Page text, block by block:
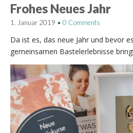
Frohes Neues Jahr
1. Januar 2019 • 0 Comments
Da ist es, das neue Jahr und bevor
gemeinsamen Bastelerlebnisse